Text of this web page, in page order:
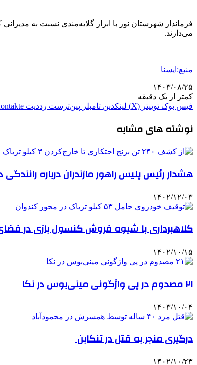
فرماندار شهرستان نور با ابراز گلایه‌مندی نسبت به
می‌دارند.
منبع:ایسنا
۱۴۰۳/۰۸/۲۵
کمتر از یک دقیقه
فیس بوک توییتر (X) لینکدین ‫تامبلر ‫پین‌ترست ‫رددیت
نوشته های مشابه
هشدار رئیس پلیس راهور مازندران درباره رانندگی
۱۴۰۲/۱۲/۰۳
کلاهبرداری با شیوه فروش کنسول بازی در
۱۴۰۲/۱۰/۱۵
۲۱ مصدوم در پی واژگونی مینی‌بوس در نکا
۱۴۰۳/۱۰/۰۴
درگیری منجر به قتل در تنکابن
۱۴۰۲/۱۰/۲۳